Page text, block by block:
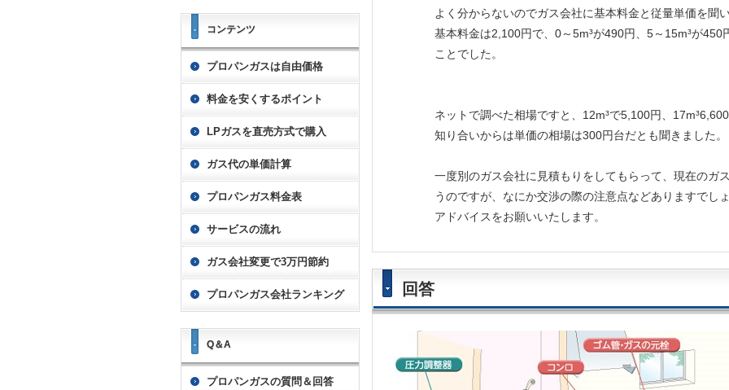
よく分からないのでガス会社に基本料金と従量単価を聞
基本料金は2,100円で、0～5m³が490円、5～15m³が450
ことでした。
ネットで調べた相場ですと、12m³で5,100円、
知り合いからは単価の相場は300円台だとも聞きました。
一度別のガス会社に見積もりをしてもらって、現在のガ
うのですが、なにか交渉の際の注意点などありますでし
アドバイスをお願いいたします。
回答
コンテンツ
プロパンガスは自由価格
料金を安くするポイント
LPガスを直売方式で購入
ガス代の単価計算
プロパンガス料金表
サービスの流れ
ガス会社変更で3万円節約
プロパンガス会社ランキング
Q＆A
プロパンガスの質問＆回答